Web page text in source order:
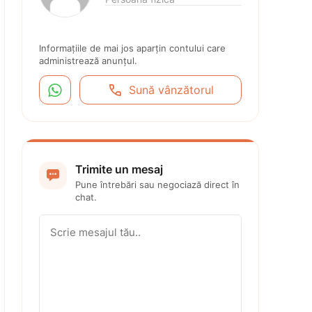
Informațiile de mai jos aparțin contului care
administrează anunțul.
  Sună vânzătorul
 Trimite un mesaj
Pune întrebări sau negociază direct în
chat.